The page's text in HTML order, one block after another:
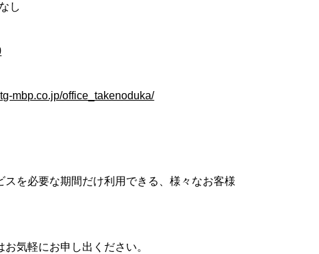
し
mbp.co.jp/office_takenoduka/
を必要な期間だけ利用できる、様々なお客様
気軽にお申し出ください。